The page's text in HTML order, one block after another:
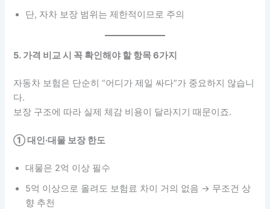
단, 자차 보장 범위는 제한적이므로 주의
5. 가격 비교 시 꼭 확인해야 할 항목 6가지
자동차 보험은 단순히 “어디가 제일 싸다”가 중요하지 않습니
다.
보장 구조에 따라 실제 체감 비용이 달라지기 때문이죠.
① 대인·대물 보장 한도
대물은 2억 이상 필수
5억 이상으로 올려도 보험료 차이 거의 없음 → 무조건 상
향 추천